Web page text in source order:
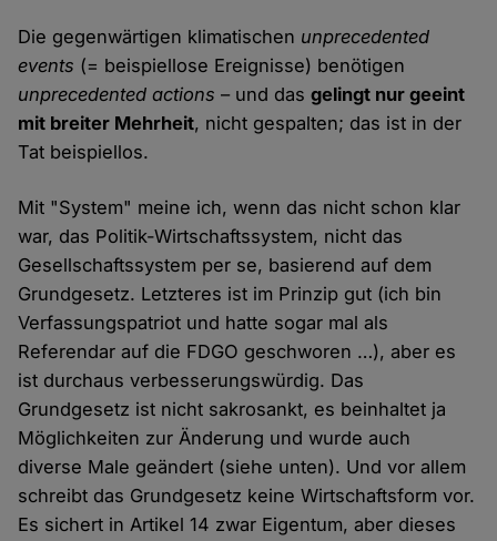
Die gegenwärtigen klimatischen unprecedented
events (= beispiellose Ereignisse) benötigen
unprecedented actions – und dasgelingt nur geeint
mit breiter Mehrheit, nicht gespalten; das ist in der
Tat beispiellos.
Mit "System" meine ich, wenn das nicht schon klar
war, das Politik-Wirtschaftssystem, nicht das
Gesellschaftssystem per se, basierend auf dem
Grundgesetz. Letzteres ist im Prinzip gut (ich bin
Verfassungspatriot und hatte sogar mal als
Referendar auf die FDGO geschworen …), aber es
ist durchaus verbesserungswürdig. Das
Grundgesetz ist nicht sakrosankt, es beinhaltet ja
Möglichkeiten zur Änderung und wurde auch
diverse Male geändert (siehe unten). Und vor allem
schreibt das Grundgesetz keine Wirtschaftsform vor.
Es sichert in Artikel 14 zwar Eigentum, aber dieses